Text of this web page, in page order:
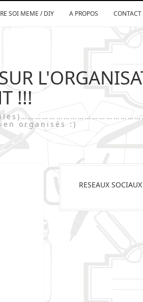
SOI MEME / DIY A PROPOS CONTACT
!!!
organisés :)
RESEAUX SOCIAUX